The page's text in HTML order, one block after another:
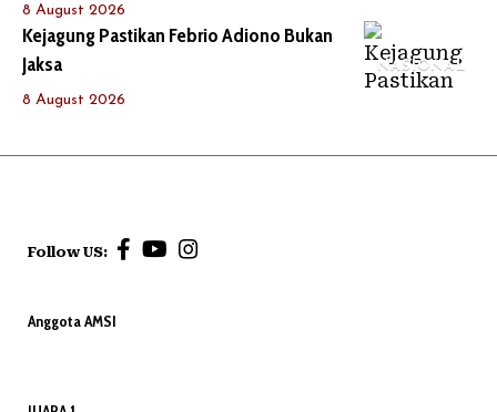
8 August 2026
NASIONAL
Kejagung Pastikan Febrio Adiono Bukan
Jaksa
8 August 2026
Follow US:
Anggota AMSI